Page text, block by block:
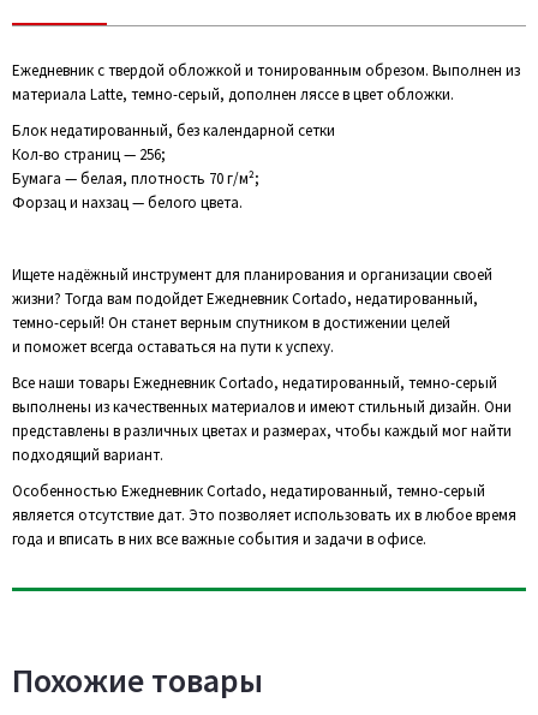
Ежедневник с твердой обложкой и тонированным обрезом. Выполнен из
материала Latte, темно-серый, дополнен ляссе в цвет обложки.
Блок недатированный, без календарной сетки
Кол-во страниц — 256;
Бумага — белая, плотность 70 г/м²;
Форзац и нахзац — белого цвета.
Ищете надёжный инструмент для планирования и организации своей
жизни? Тогда вам подойдет Ежедневник Cortado, недатированный,
темно-серый! Он станет верным спутником в достижении целей
и поможет всегда оставаться на пути к успеху.
Все наши товары Ежедневник Cortado, недатированный, темно-серый
выполнены из качественных материалов и имеют стильный дизайн. Они
представлены в различных цветах и размерах, чтобы каждый мог найти
подходящий вариант.
Особенностью Ежедневник Cortado, недатированный, темно-серый
является отсутствие дат. Это позволяет использовать их в любое время
года и вписать в них все важные события и задачи в офисе.
Похожие товары